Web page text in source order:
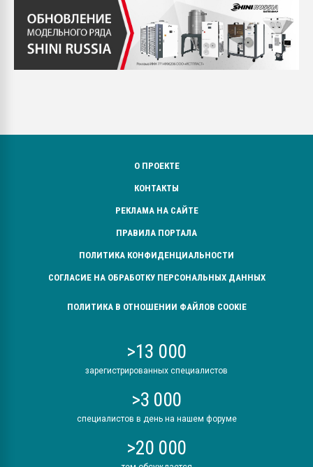
О ПРОЕКТЕ
КОНТАКТЫ
РЕКЛАМА НА САЙТЕ
ПРАВИЛА ПОРТАЛА
ПОЛИТИКА КОНФИДЕНЦИАЛЬНОСТИ
СОГЛАСИЕ НА ОБРАБОТКУ ПЕРСОНАЛЬНЫХ ДАННЫХ
ПОЛИТИКА В ОТНОШЕНИИ ФАЙЛОВ COOKIE
>13 000
зарегистрированных специалистов
>3 000
специалистов в день на нашем форуме
>20 000